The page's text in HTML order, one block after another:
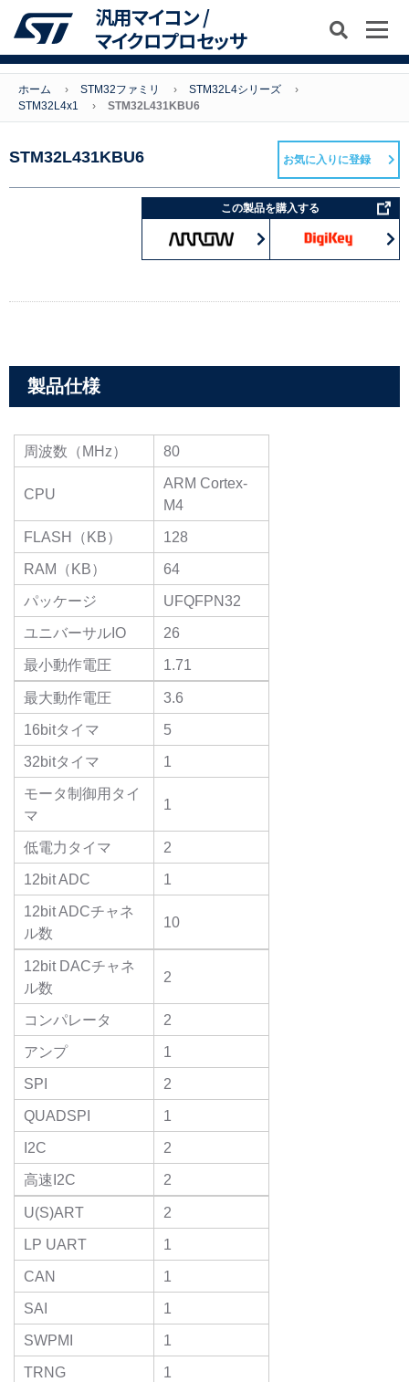
汎用マイコン /
マイクロプロセッサ
ホーム STM32ファミリ
STM32L4シリーズ
STM32L4x1
STM32L431KBU6
STM32L431KBU6
この製品を購入する
お気に入りに登録
製品仕様
周波数（MHz） 80
CPU
ARM Cortex-
M4
FLASH（KB）
128
RAM（KB）
64
パッケージ
UFQFPN32
ユニバーサルIO
26
最小動作電圧
1.71
最大動作電圧
3.6
16bitタイマ
5
32bitタイマ
1
モータ制御用タイ
マ
1
低電力タイマ
2
12bit ADC
1
12bit ADCチャネ
ル数
10
12bit DACチャネ
ル数
2
コンパレータ
2
アンプ
1
SPI
2
QUADSPI
1
I2C
2
高速I2C
2
U(S)ART
2
LP UART
1
CAN
1
SAI
1
SWPMI
1
TRNG
1